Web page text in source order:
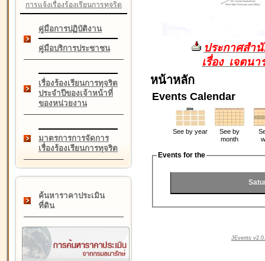
การแจ้งเรื่องร้องเรียนการทุจริต
คู่มือการปฏิบัติงาน
คู่มือบริการประชาชน
เรื่องร้องเรียนการทุจริต
ประจำปีของเจ้าหน้าที่
ของหน่วยงาน
มาตรการการจัดการ
เรื่องร้องเรียนการทุจริต
ค้นหาราคาประเมิน
ที่ดิน
ประกาศสำ
เรื่อง เจตน
หน้าหลัก
Events Calendar
See by year
See by
month
Events for the
JEvents